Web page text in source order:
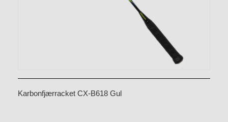
Karbonfjærracket CX-B618 Gul